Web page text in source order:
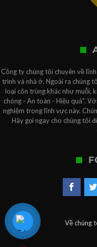
Công ty chúng tôi chuyên về
trình và nhà ở. Ngoài ra chúng
loại côn trùng khác như muỗi,
chóng - An toàn - Hiệu quả".
nghiệm trong lĩnh vực này.
Hãy gọi ngay cho chúng tôi
Về chúng